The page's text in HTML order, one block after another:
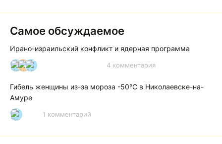
Самое обсуждаемое
Ирано-израильский конфликт и ядерная программа
И А А 4 комментария
Гибель женщины из-за мороза -50°C в Николаевске-на-
Амуре
Р 1 комментарий